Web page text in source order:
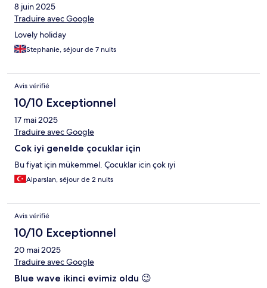
8 juin 2025
Traduire avec Google
Lovely holiday
Stephanie, séjour de 7 nuits
Avis vérifié
10/10 Exceptionnel
17 mai 2025
Traduire avec Google
Cok iyi genelde çocuklar için
Bu fiyat için mükemmel. Çocuklar icin çok ıyi
Alparslan, séjour de 2 nuits
Avis vérifié
10/10 Exceptionnel
20 mai 2025
Traduire avec Google
Blue wave ikinci evimiz oldu 😉